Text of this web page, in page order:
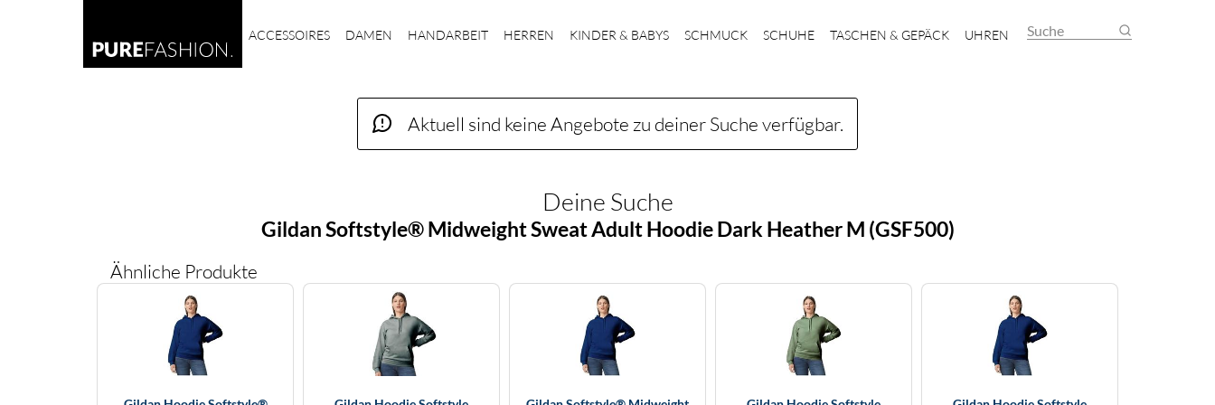
ACCESSOIRES DAMEN HANDARBEIT HERREN KINDER & BABYS SCHMUCK SCHUHE TASCHEN & GEPÄCK UHREN Suche
Aktuell sind keine Angebote zu deiner Suche verfügbar.
Deine Suche
Gildan Softstyle® Midweight Sweat Adult Hoodie Dark Heather M (GSF500)
Ähnliche Produkte